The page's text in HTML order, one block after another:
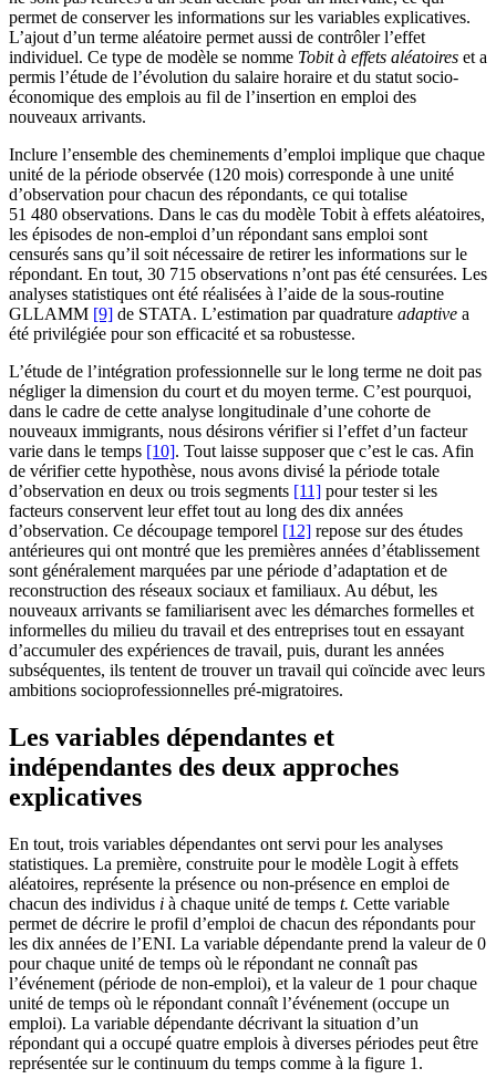
permet de conserver les informations sur les variables explicatives.
L’ajout d’un terme aléatoire permet aussi de contrôler l’effet
individuel. Ce type de modèle se nomme Tobit à effets aléatoires et a
permis l’étude de l’évolution du salaire horaire et du statut socio-
économique des emplois au fil de l’insertion en emploi des
nouveaux arrivants.
Inclure l’ensemble des cheminements d’emploi implique que chaque
unité de la période observée (120 mois) corresponde à une unité
d’observation pour chacun des répondants, ce qui totalise
51 480 observations. Dans le cas du modèle Tobit à effets aléatoires,
les épisodes de non-emploi d’un répondant sans emploi sont
censurés sans qu’il soit nécessaire de retirer les informations sur le
répondant. En tout, 30 715 observations n’ont pas été censurées. Les
analyses statistiques ont été réalisées à l’aide de la sous-routine
GLLAMM [9] de STATA. L’estimation par quadrature adaptive a
été privilégiée pour son efficacité et sa robustesse.
L’étude de l’intégration professionnelle sur le long terme ne doit pas
négliger la dimension du court et du moyen terme. C’est pourquoi,
dans le cadre de cette analyse longitudinale d’une cohorte de
nouveaux immigrants, nous désirons vérifier si l’effet d’un facteur
varie dans le temps [10]. Tout laisse supposer que c’est le cas. Afin
de vérifier cette hypothèse, nous avons divisé la période totale
d’observation en deux ou trois segments [11] pour tester si les
facteurs conservent leur effet tout au long des dix années
d’observation. Ce découpage temporel [12] repose sur des études
antérieures qui ont montré que les premières années d’établissement
sont généralement marquées par une période d’adaptation et de
reconstruction des réseaux sociaux et familiaux. Au début, les
nouveaux arrivants se familiarisent avec les démarches formelles et
informelles du milieu du travail et des entreprises tout en essayant
d’accumuler des expériences de travail, puis, durant les années
subséquentes, ils tentent de trouver un travail qui coïncide avec leurs
ambitions socioprofessionnelles pré-migratoires.
Les variables dépendantes et
indépendantes des deux approches
explicatives
En tout, trois variables dépendantes ont servi pour les analyses
statistiques. La première, construite pour le modèle Logit à effets
aléatoires, représente la présence ou non-présence en emploi de
chacun des individus i à chaque unité de temps t. Cette variable
permet de décrire le profil d’emploi de chacun des répondants pour
les dix années de l’ENI. La variable dépendante prend la valeur de 0
pour chaque unité de temps où le répondant ne connaît pas
l’événement (période de non-emploi), et la valeur de 1 pour chaque
unité de temps où le répondant connaît l’événement (occupe un
emploi). La variable dépendante décrivant la situation d’un
répondant qui a occupé quatre emplois à diverses périodes peut être
représentée sur le continuum du temps comme à la figure 1.